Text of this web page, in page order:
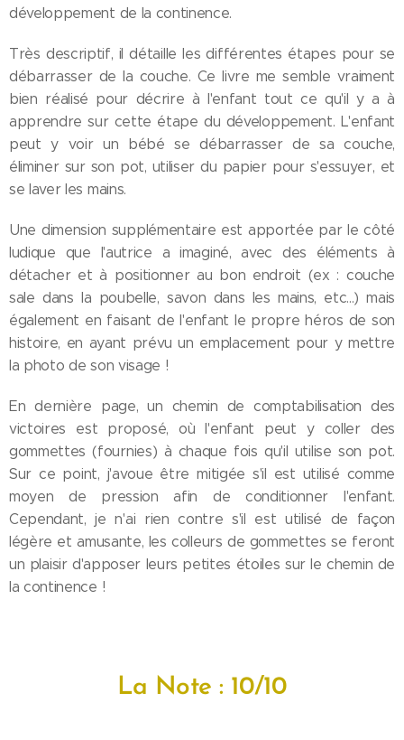
développement de la continence.
Très descriptif, il détaille les différentes étapes pour se
débarrasser de la couche. Ce livre me semble vraiment
bien réalisé pour décrire à l'enfant tout ce qu'il y a à
apprendre sur cette étape du développement. L'enfant
peut y voir un bébé se débarrasser de sa couche,
éliminer sur son pot, utiliser du papier pour s'essuyer, et
se laver les mains.
Une dimension supplémentaire est apportée par le côté
ludique que l'autrice a imaginé, avec des éléments à
détacher et à positionner au bon endroit (ex : couche
sale dans la poubelle, savon dans les mains, etc...) mais
également en faisant de l'enfant le propre héros de son
histoire, en ayant prévu un emplacement pour y mettre
la photo de son visage !
En dernière page, un chemin de comptabilisation des
victoires est proposé, où l'enfant peut y coller des
gommettes (fournies) à chaque fois qu'il utilise son pot.
Sur ce point, j'avoue être mitigée s'il est utilisé comme
moyen de pression afin de conditionner l'enfant.
Cependant, je n'ai rien contre s'il est utilisé de façon
légère et amusante, les colleurs de gommettes se feront
un plaisir d'apposer leurs petites étoiles sur le chemin de
la continence !
La Note : 10/10